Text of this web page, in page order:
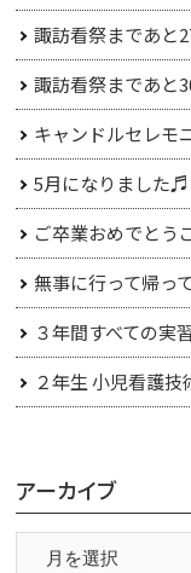
諏訪看祭まであと
諏訪看祭まであと
キャンドルセレモ
5月になりました♬
ご卒業おめでとう
無事に行って帰っ
３年間すべての実
２年生 小児看護技
アーカイブ